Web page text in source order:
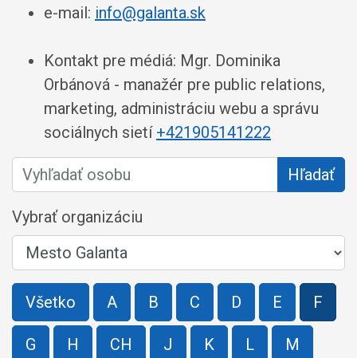
e-mail: info@galanta.sk
Kontakt pre médiá: Mgr. Dominika
Orbánová - manažér pre public relations,
marketing, administráciu webu a správu
sociálnych sietí +421905141222
Vyhľadať osobu
Hľadať
Vybrať organizáciu
Všetko A B C D E F
G H CH J K L M